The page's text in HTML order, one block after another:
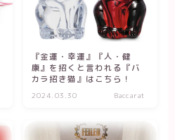
『金運・幸運』『人・健
康』を招くと言われる『バ
カラ招き猫』はこちら！
2024.03.30 Baccarat